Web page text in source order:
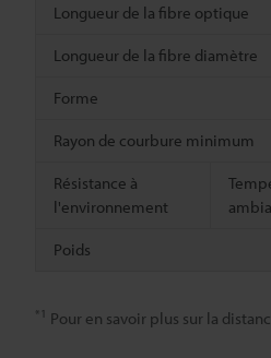
Longueur de la fibre optique
Longueur de la fibre diamètre
Forme
Rayon de courbure minimum
Résistance à
l'environnement
Poids
*1 Pour en savoir plus sur la